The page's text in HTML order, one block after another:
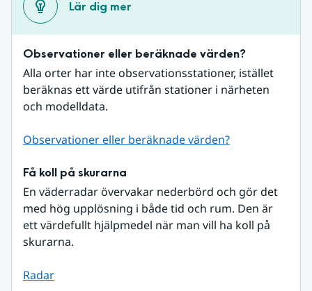
Lär dig mer
Observationer eller beräknade värden?
Alla orter har inte observationsstationer, istället
beräknas ett värde utifrån stationer i närheten
och modelldata.
Observationer eller beräknade värden?
Få koll på skurarna
En väderradar övervakar nederbörd och gör det
med hög upplösning i både tid och rum. Den är
ett värdefullt hjälpmedel när man vill ha koll på
skurarna.
Radar